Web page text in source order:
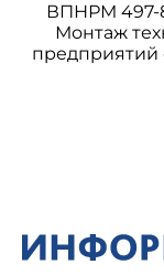
ВПНРМ 497-
Монтаж